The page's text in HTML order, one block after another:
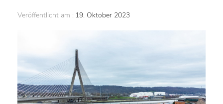
Veröffentlicht am : 19. Oktober 2023